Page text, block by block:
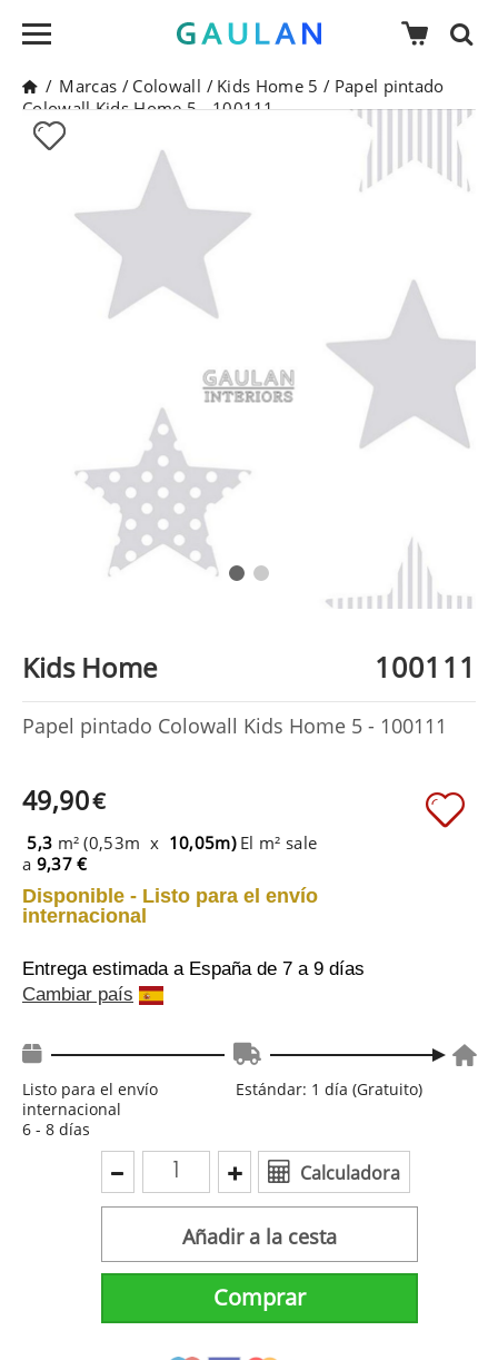
/ Marcas / Colowall / Kids Home 5 / Papel pintado
Colowall Kids Home 5 - 100111
Kids Home 100111
Papel pintado Colowall Kids Home 5 - 100111
49,90€
5,3 m² (0,53m x 10,05m) El m² sale
a 9,37 €
Disponible - Listo para el envío
internacional
Entrega estimada a España de 7 a 9 días
Cambiar país
Listo para el envío
internacional
6 - 8 días
Estándar: 1 día (Gratuito)
Calculadora
Añadir a la cesta
Comprar